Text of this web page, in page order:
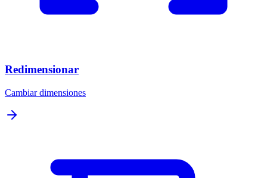
Redimensionar
Cambiar dimensiones